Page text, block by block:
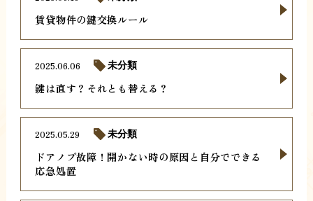
賃貸物件の鍵交換ルール
鍵は直す？それとも替える？
2025.06.06 未分類
ドアノブ故障！開かない時の原因と自分でできる
応急処置
2025.05.29 未分類